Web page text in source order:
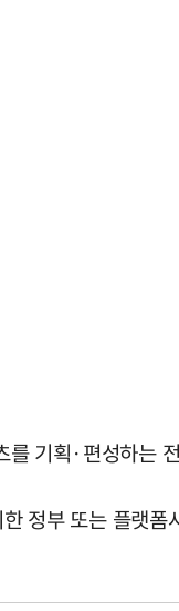
기획·편성하는
정부 또는 플랫